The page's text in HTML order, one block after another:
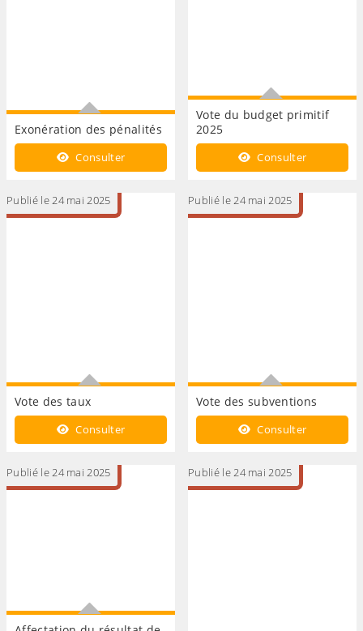
Exonération des pénalités
Exonération des pénalités
Consulter
Vote du budget primitif
2025
Vote du budget primitif
2025
Consulter
Publié le 24 mai 2025
Vote des taux
Vote des tauxConsulter
Publié le 24 mai 2025
Vote des subventions
Vote des subventions
Consulter
Publié le 24 mai 2025 Publié le 24 mai 2025